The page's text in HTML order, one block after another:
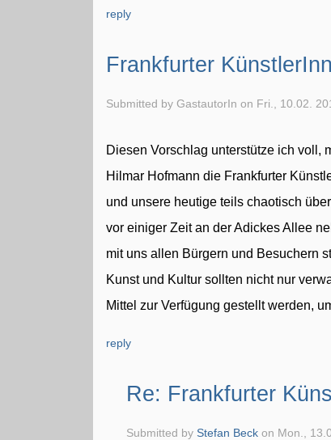
reply
Frankfurter
Submitted by GastautorIn on Fri., 10.02.
Diesen Vorschlag unterstütze ich voll,
Hilmar Hofmann die Frankfurter
und unsere heutige teils chaotisch
vor einiger Zeit an der Adickes Allee
mit uns allen Bürgern und Besuchern
Kunst und Kultur sollten nicht nur
Mittel zur Verfügung gestellt werden,
reply
Re: Frankfurter
Submitted byStefan Beck on Mon.,